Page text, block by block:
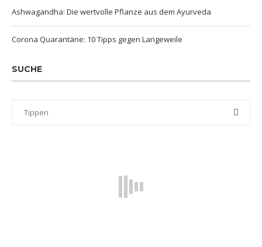
Ashwagandha: Die wertvolle Pflanze aus dem Ayurveda
Corona Quarantäne: 10 Tipps gegen Langeweile
SUCHE